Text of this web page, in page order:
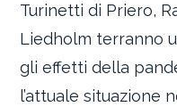
Turinetti di Priero,
Liedholm terranno
gli effetti della
l’attuale situazione